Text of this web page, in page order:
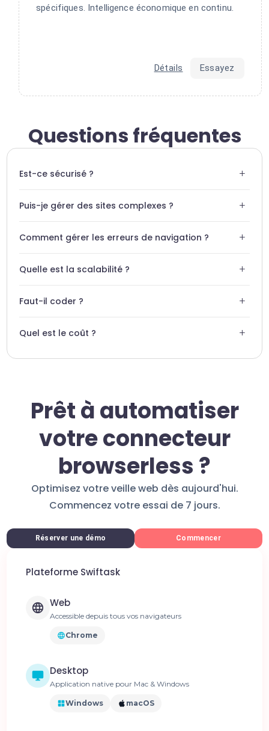
spécifiques. Intelligence économique en continu.
Détails Essayez
Questions fréquentes
Est-ce sécurisé ? +
communiquer avec Browserless, garantissant la
Puis-je gérer des sites complexes ? +
d'interagir avec les sites web les plus modernes.
Comment gérer les erreurs de navigation ? +
pour isoler et résoudre les échecs d'extraction.
Quelle est la scalabilité ? +
simultanées selon vos besoins de volume.
Faut-il coder ? +
scraping via une interface no-code intuitive.
Quel est le coût ? +
Prêt à automatiser
votre connecteur
browserless ?
Optimisez votre veille web dès aujourd'hui.
Commencez votre essai de 7 jours.
Réserver une démo Commencer
Plateforme Swiftask
Web
Accessible depuis tous vos navigateurs
Chrome
Desktop
Application native pour Mac & Windows
Windows macOS